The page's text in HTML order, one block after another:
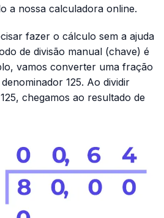
a nossa calculadora online.
fazer o cálculo sem a ajuda
de divisão manual (chave) é
vamos converter uma fração
125. Ao dividir
chegamos ao resultado de